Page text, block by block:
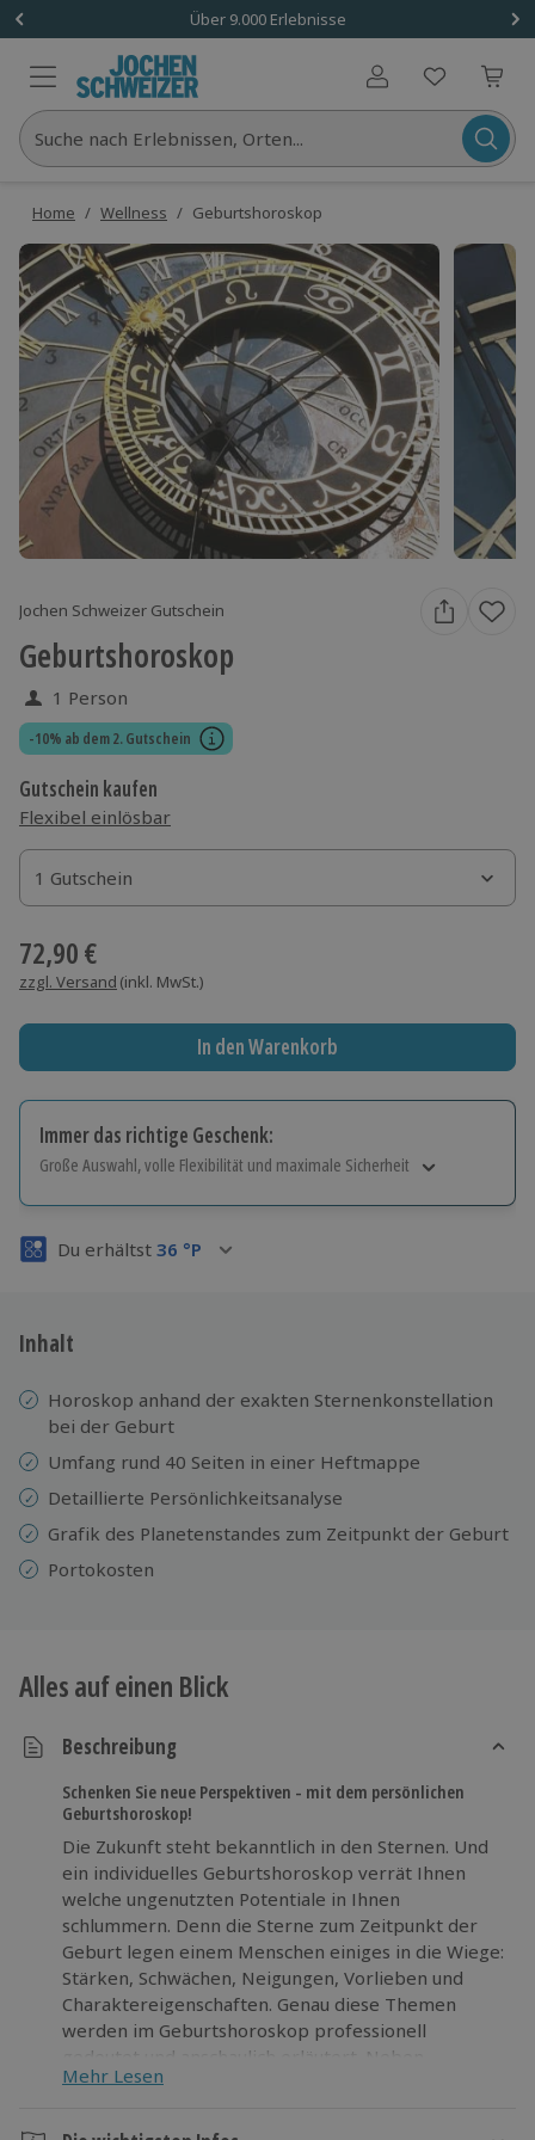
Über 9.000 Erlebnisse
Benutzerkonto
Suche nach Erlebnissen, Orten...
Home / Wellness / Geburtshoroskop
Jochen Schweizer Gutschein
Geburtshoroskop
1 Person
-10% ab dem 2. Gutschein
Gutschein kaufen
Flexibel einlösbar
1 Gutschein
1 Gutschein
1 Gutschein
72,90 €
zzgl. Versand (inkl. MwSt.)
In den Warenkorb
Immer das richtige Geschenk:
Große Auswahl, volle Flexibilität und maximale Sicherheit
Volle Flexibilität
3 Jahre gültig & verlängerbar.
Du erhältst 36 °P
Inhalt
Horoskop anhand der exakten Sternenkonstellation
bei der Geburt
Umfang rund 40 Seiten in einer Heftmappe
Detaillierte Persönlichkeitsanalyse
Grafik des Planetenstandes zum Zeitpunkt der Geburt
Portokosten
Alles auf einen Blick
Beschreibung
Schenken Sie neue Perspektiven - mit dem persönlichen
Geburtshoroskop!
Die Zukunft steht bekanntlich in den Sternen. Und
ein individuelles Geburtshoroskop verrät Ihnen
welche ungenutzten Potentiale in Ihnen
schlummern. Denn die Sterne zum Zeitpunkt der
Geburt legen einem Menschen einiges in die Wiege:
Stärken, Schwächen, Neigungen, Vorlieben und
Charaktereigenschaften. Genau diese Themen
werden im Geburtshoroskop professionell
gedeutet und anschaulich erläutert. Neben
unterhaltsamen Aha-Effekten erhalten Sie
Zukunft noch erfolgreicher gestalten können.
Mehr Lesen